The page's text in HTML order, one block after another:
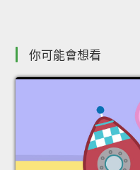
你可能會想看